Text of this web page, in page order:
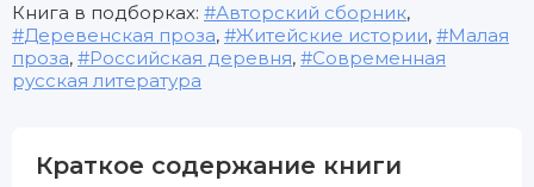
Книга в подборках: Авторский сборник,
Деревенская проза, Житейские истории,
Малая
проза, Российская деревня,
Современная
русская литература
Краткое содержание книги